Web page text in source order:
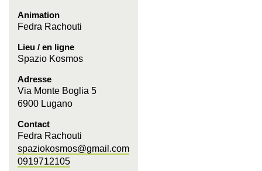
Animation
Fedra Rachouti
Lieu / en ligne
Spazio Kosmos
Adresse
Via Monte Boglia 5
6900 Lugano
Contact
Fedra Rachouti
spaziokosmos@gmail.com
0919712105